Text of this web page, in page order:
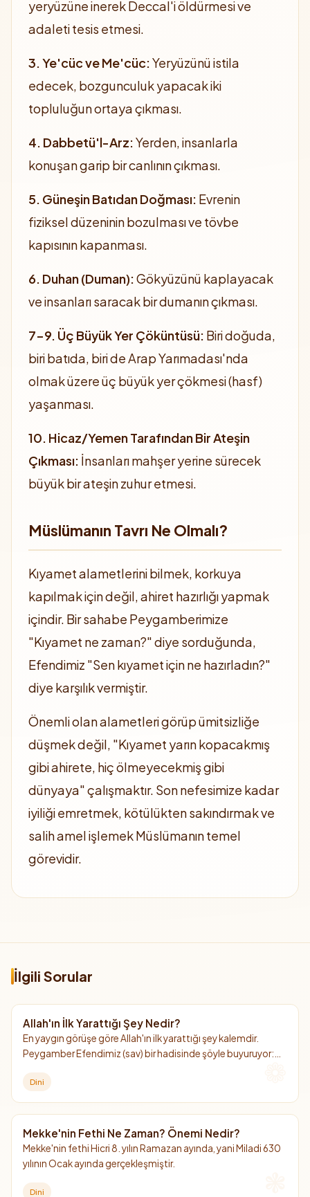
yeryüzüne inerek Deccal'i öldürmesi ve
adaleti tesis etmesi.
3. Ye'cüc ve Me'cüc:Yeryüzünü istila
edecek, bozgunculuk yapacak iki
topluluğun ortaya çıkması.
4. Dabbetü'l-Arz:Yerden, insanlarla
konuşan garip bir canlının çıkması.
5. Güneşin Batıdan Doğması: Evrenin
fiziksel düzeninin bozulması ve tövbe
kapısının kapanması.
6. Duhan (Duman):Gökyüzünü kaplayacak
ve insanları saracak bir dumanın çıkması.
7-9. Üç Büyük Yer Çöküntüsü: Biri doğuda,
biri batıda, biri de Arap Yarımadası'nda
olmak üzere üç büyük yer çökmesi (hasf)
yaşanması.
10. Hicaz/Yemen Tarafından Bir Ateşin
Çıkması: İnsanları mahşer yerine sürecek
büyük bir ateşin zuhur etmesi.
Müslümanın Tavrı Ne Olmalı?
Kıyamet alametlerini bilmek, korkuya
kapılmak için değil, ahiret hazırlığı yapmak
içindir. Bir sahabe Peygamberimize
"Kıyamet ne zaman?" diye sorduğunda,
Efendimiz "Sen kıyamet için ne hazırladın?"
diye karşılık vermiştir.
Önemli olan alametleri görüp ümitsizliğe
düşmek değil, "Kıyamet yarın kopacakmış
gibi ahirete, hiç ölmeyecekmiş gibi
dünyaya" çalışmaktır. Son nefesimize kadar
iyiliği emretmek, kötülükten sakındırmak ve
salih amel işlemek Müslümanın temel
görevidir.
İlgili Sorular
Allah'ın İlk Yarattığı Şey Nedir?
En yaygın görüşe göre Allah'ın ilk yarattığı şey kalemdir.
Peygamber Efendimiz (sav) bir hadisinde şöyle buyuruyor:
Dini
Mekke'nin Fethi Ne Zaman? Önemi Nedir?
Mekke'nin fethi Hicri 8. yılın Ramazan ayında, yani Miladi 630
yılının Ocak ayında gerçekleşmiştir.
Dini